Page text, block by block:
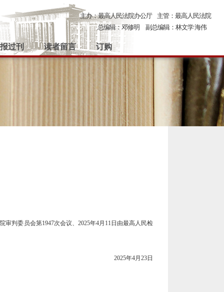
主办：最高人民法院办公厅
主管：最高人民法院
总编辑：邓修明
副总编辑：林文学 海伟
过刊 读者留言 订购
判委员会第1947次会议、2025年4月11日由最高人民检
2025年4月23日